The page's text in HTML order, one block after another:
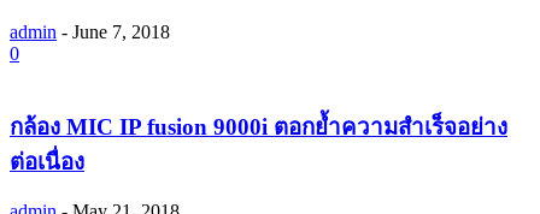
admin - June 7, 2018
0
กล้อง MIC IP fusion 9000i ตอกย้ำความสำเร็จอย่าง
ต่อเนื่อง